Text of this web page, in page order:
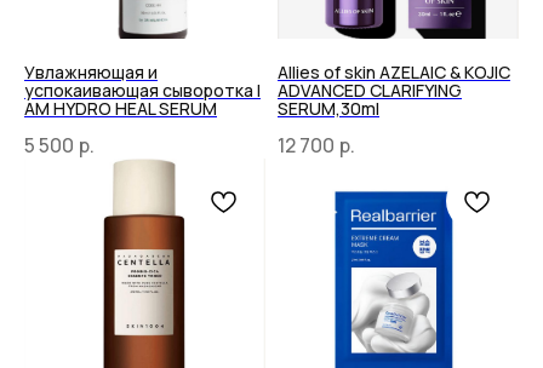
Увлажняющая и
успокаивающая сыворотка I
AM HYDRO HEAL SERUM
5 500 р.
Allies of skin AZELAIC & KOJIC
ADVANCED CLARIFYING
SERUM,30ml
12 700 р.
Шеина Светлана Александровна
ИНН 563001548799
ОГРНИП 324784700094953
*Признан экстремистской организацией и